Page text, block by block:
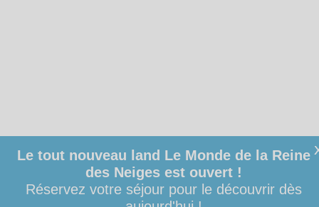
Le tout nouveau land Le Monde de la Reine
des Neiges est ouvert !
Réservez votre séjour pour le découvrir dès